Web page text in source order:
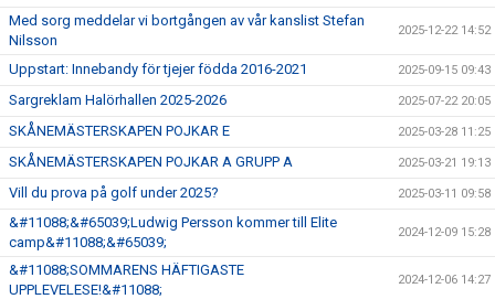
Med sorg meddelar vi bortgången av vår kanslist Stefan
Nilsson
2025-12-22 14:52
Uppstart: Innebandy för tjejer födda 2016-2021 2025-09-15 09:43
Sargreklam Halörhallen 2025-2026 2025-07-22 20:05
SKÅNEMÄSTERSKAPEN POJKAR E 2025-03-28 11:25
SKÅNEMÄSTERSKAPEN POJKAR A GRUPP A 2025-03-21 19:13
Vill du prova på golf under 2025? 2025-03-11 09:58
&#11088;&#65039;Ludwig Persson kommer till Elite
camp&#11088;&#65039;
2024-12-09 15:28
&#11088;SOMMARENS HÄFTIGASTE
UPPLEVELESE!&#11088;
2024-12-06 14:27